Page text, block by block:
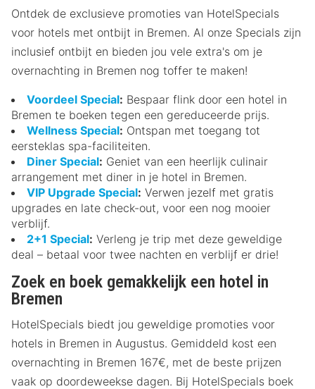
Ontdek de exclusieve promoties van HotelSpecials
voor hotels met ontbijt in Bremen. Al onze Specials zijn
inclusief ontbijt en bieden jou vele extra's om je
overnachting in Bremen nog toffer te maken!
Voordeel Special: Bespaar flink door een hotel in
Bremen te boeken tegen een gereduceerde prijs.
Wellness Special: Ontspan met toegang tot
eersteklas spa-faciliteiten.
Diner Special: Geniet van een heerlijk culinair
arrangement met diner in je hotel in Bremen.
VIP Upgrade Special: Verwen jezelf met gratis
upgrades en late check-out, voor een nog mooier
verblijf.
2+1 Special: Verleng je trip met deze geweldige
deal – betaal voor twee nachten en verblijf er drie!
Zoek en boek gemakkelijk een hotel in
Bremen
HotelSpecials biedt jou geweldige promoties voor
hotels in Bremen in Augustus. Gemiddeld kost een
overnachting in Bremen 167€, met de beste prijzen
vaak op doordeweekse dagen. Bij HotelSpecials boek